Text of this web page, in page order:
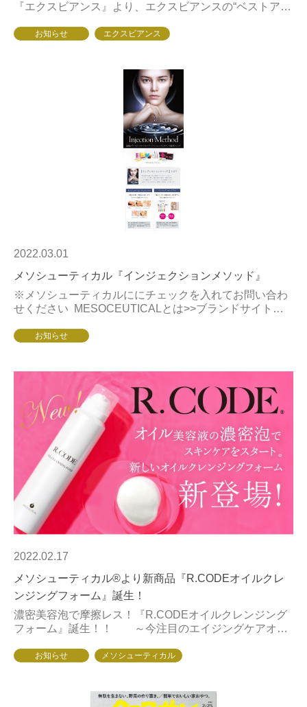
『エクスビアンス』より、エクスビアンスの“ベストアイ
クレンジング、洗顔、ローション、美容液、ナイトク...
お知らせ エクスビアンス
2022.03.01
メソシューティカル『インジェクションメソッド』
※メソシューティカルににチェックを入れてお問い合わ
せください MESOCEUTICALとは>>ブランドサイトは
お知らせ
2022.02.17
メソシューティカル®より新商品『R.CODEオイルクレ
ンジングフォーム』誕生！
濃密美容泡で摩擦レス！『R.CODEオイルクレンジング
フォーム』誕生！！ ～今注目のエイジングケアオイ
を落とす必要性はいわず...
お知らせ メソシューティカル